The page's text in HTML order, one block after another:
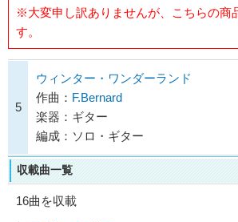
※大変申し訳ありませんが、こちらの商
す。
5
ウィンター・ワンダーランド
作曲： F.Bernard
楽器：ギター
編成：ソロ・ギター
収載曲一覧
16曲を収載